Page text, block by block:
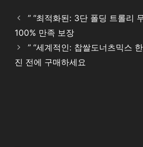
” “최적화된: 3단 폴딩 트롤리
100% 만족 보장
” “세계적인: 찹쌀도너츠믹스
진 전에 구매하세요